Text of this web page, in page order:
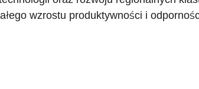
wzrostu produktywności i